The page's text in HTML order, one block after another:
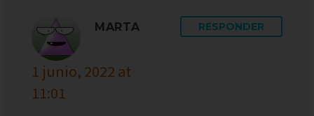
MARTA
1 junio, 2022 at
11:01
RESPONDER